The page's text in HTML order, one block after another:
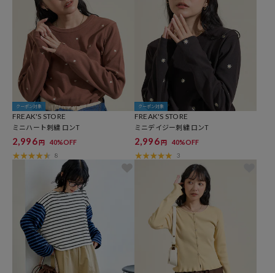
クーポン対象
FREAK'S STORE
ミニハート刺繍 ロンT
2,996円 40%OFF
8
クーポン対象
FREAK'S STORE
ミニデイジー刺繍 ロンT
2,996円 40%OFF
3